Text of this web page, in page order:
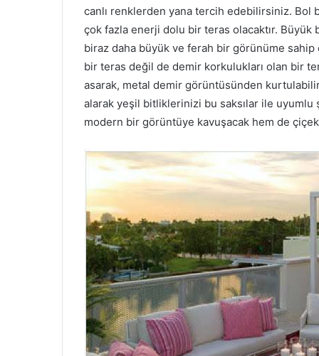
canlı renklerden yana tercih edebilirsiniz. Bol
çok fazla enerji dolu bir teras olacaktır. Büyük
biraz daha büyük ve ferah bir görünüme sahip
bir teras değil de demir korkulukları olan bir
asarak, metal demir görüntüsünden
alarak yeşil bitliklerinizi bu saksılar ile uyumlu
modern bir görüntüye kavuşacak hem de